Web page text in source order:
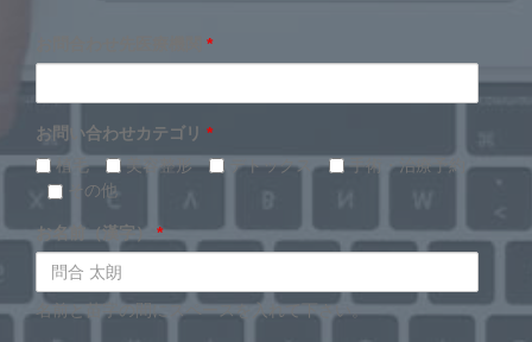
*
お問い合わせカテゴリ *
植毛
美容整形 デトックス
手術・治療予約
その他
お名前（漢字） *
名前と苗字の間にスペースを入れて下さい。